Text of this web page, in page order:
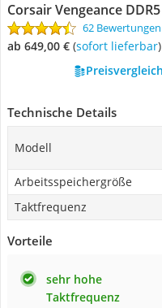
Corsair Vengeance
62 Bewertungen
ab 649,00 € ( Sofort lieferbar)
Technische Details
Modell
Arbeitsspeichergröße
Taktfrequenz
Vorteile
sehr hohe
Taktfrequenz